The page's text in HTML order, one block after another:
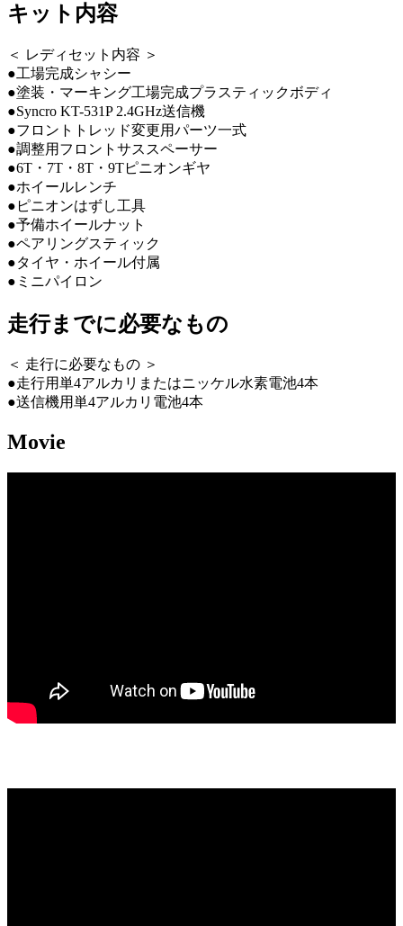
キット内容
＜ レディセット内容 ＞
●工場完成シャシー
●塗装・マーキング工場完成プラスティックボディ
●Syncro KT-531P 2.4GHz送信機
●フロントトレッド変更用パーツ一式
●調整用フロントサススペーサー
●6T・7T・8T・9Tピニオンギヤ
●ホイールレンチ
●ピニオンはずし工具
●予備ホイールナット
●ペアリングスティック
●タイヤ・ホイール付属
●ミニパイロン
走行までに必要なもの
＜ 走行に必要なもの ＞
●走行用単4アルカリまたはニッケル水素電池4本
●送信機用単4アルカリ電池4本
Movie